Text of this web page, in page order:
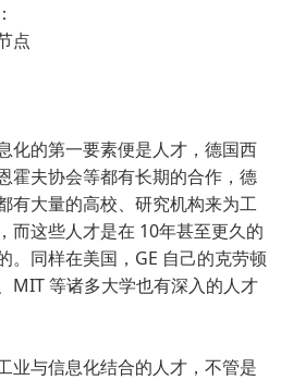
点
化的第一要素便是人才，德国西
霍夫协会等都有长期的合作，德
有大量的高校、研究机构来为工
而这些人才是在 10年甚至更久的
。同样在美国，GE 自己的克劳顿
MIT 等诸多大学也有深入的人才
业与信息化结合的人才，不管是